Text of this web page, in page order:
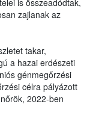
is összeadódtak,
zajlanak az
takar,
a hazai erdészeti
génmegőrzési
célra pályázott
2022-ben